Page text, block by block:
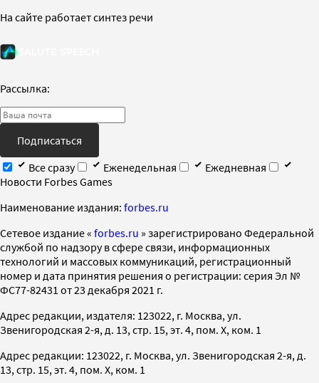
На сайте работает синтез речи
Рассылка:
Подписаться
Все сразу
Еженедельная
Ежедневная
Новости Forbes Games
Наименование издания: forbes.ru
Cетевое издание « forbes.ru » зарегистрировано Федеральной
службой по надзору в сфере связи, информационных
технологий и массовых коммуникаций, регистрационный
номер и дата принятия решения о регистрации: серия Эл №
ФС77-82431 от 23 декабря 2021 г.
Адрес редакции, издателя: 123022, г. Москва, ул.
Звенигородская 2-я, д. 13, стр. 15, эт. 4, пом. X, ком. 1
Адрес редакции: 123022, г. Москва, ул. Звенигородская 2-я, д.
13, стр. 15, эт. 4, пом. X, ком. 1